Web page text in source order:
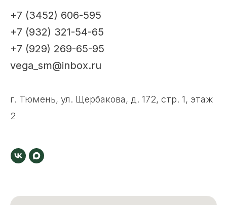
+7 (3452) 606-595
+7 (932) 321-54-65
+7 (929) 269-65-95
vega_sm@inbox.ru
г. Тюмень, ул. Щербакова, д. 172, стр. 1, этаж
2